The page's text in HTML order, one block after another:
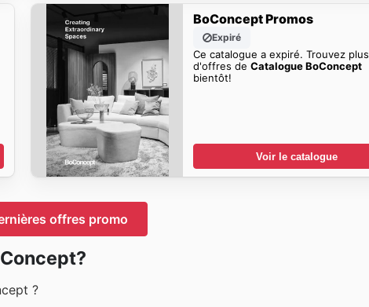
BoConcept Promos
Expiré
Ce catalogue a expiré. Trouvez plus
d'offres deCatalogue BoConcept
bientôt!
Voir le catalogue
offres promo
?